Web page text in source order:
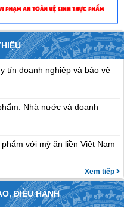
tín doanh nghiệp và bảo vệ
Nhà nước và doanh
với mỳ ăn liền Việt Nam
Xem tiếp
ĐIỀU HÀNH